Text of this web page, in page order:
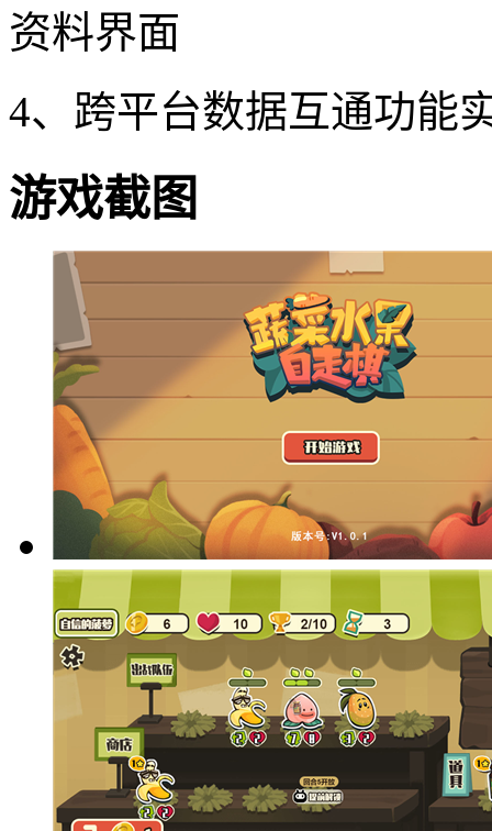
资料界面
4、跨平台数据互通功能
游戏截图